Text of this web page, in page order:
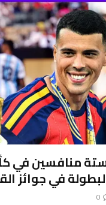
ستة منافسين في
في جوائز
0